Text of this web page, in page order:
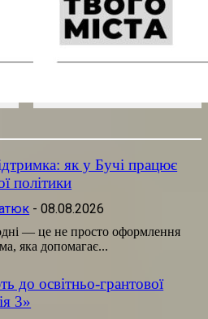
як у Бучі працює
політики
- 08.08.2026
— це не просто оформлення
яка допомагає...
до освітньо-грантової
3»